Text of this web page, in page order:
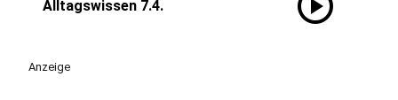
Alltagswissen 7.4.
Anzeige